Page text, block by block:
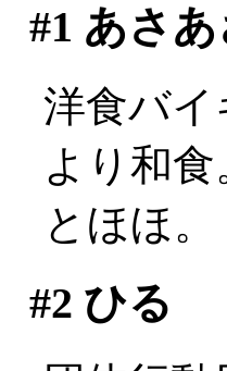
#1 あさ
洋食バ
より和食
とほほ。
#2 ひる